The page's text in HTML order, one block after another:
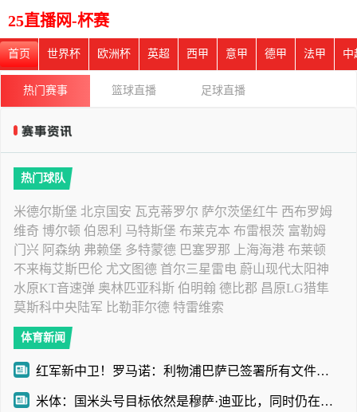
25直播网-杯赛
首页 世界杯 欧洲杯 英超 西甲 意甲 德甲 法甲 中
热门赛事 篮球直播 足球直播
热门球队
米德尔斯堡 北京国安 瓦克蒂罗尔 萨尔茨堡红牛 西布罗姆
维奇 博尔顿 伯恩利 马特斯堡 布莱克本 布雷根茨 富勒姆
门兴 阿森纳 弗赖堡 多特蒙德 巴塞罗那 上海海港 布莱顿
不来梅艾斯巴伦 尤文图德 首尔三星雷电 蔚山现代太阳神
水原KT音速弹 奥林匹亚科斯 伯明翰 德比郡 昌原LG猎隼
莫斯科中央陆军 比勒菲尔德 特雷维索
体育新闻
红军新中卫！罗马诺：利物浦巴萨已签署所有文件，阿劳霍即将亮相
米体：国米头号目标依然是穆萨·迪亚比，同时仍在密切关注琼斯